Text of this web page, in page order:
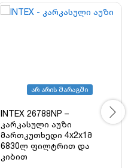
არ არის მარაგში
INTEX 26788NP –
კარკასული აუზი
მართკუთხედი 4x2x1მ
6830ლ ფილტრით და
კიბით